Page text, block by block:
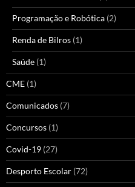
Programação e Robótica (2)
Renda de Bilros (1)
Saúde (1)
CME (1)
Comunicados (7)
Concursos (1)
Covid-19 (27)
Desporto Escolar (72)